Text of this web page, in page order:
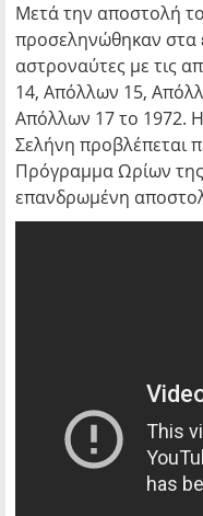
Μετά την αποστολή
προσεληνώθηκαν στα
αστροναύτες με τις
14, Απόλλων 15,
Απόλλων 17 το 1972.
Σελήνη προβλέπεται
Πρόγραμμα Ωρίων
επανδρωμένη